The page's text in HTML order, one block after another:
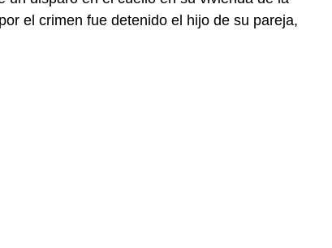
el crimen fue detenido el hijo de su pareja,